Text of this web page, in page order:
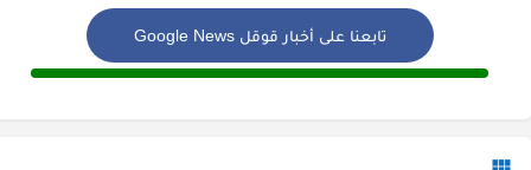
تابعنا على أخبار قوقل Google News